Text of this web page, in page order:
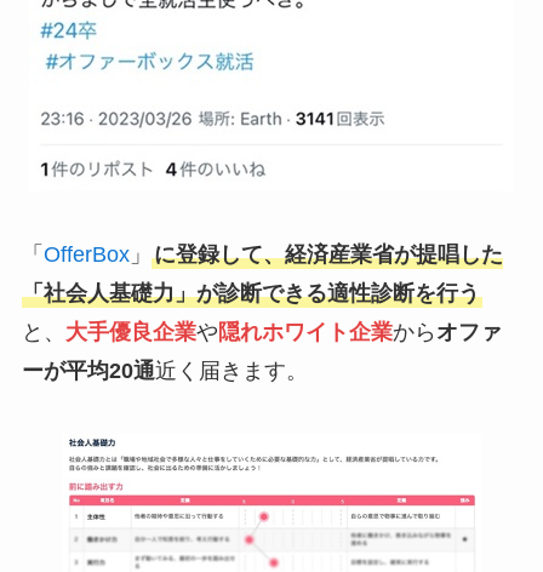
「 OfferBox」 に登録して、経済産業省が提唱した
「社会人基礎力」が診断できる適性診断を行う
と、 大手優良企業や隠れホワイト企業から オファ
ーが平均20通近く届きます。